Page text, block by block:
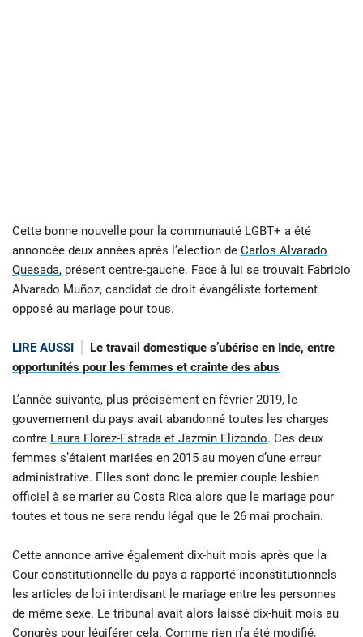
Cette bonne nouvelle pour la communauté LGBT+ a été
annoncée deux années après l’élection de Carlos Alvarado
Quesada, présent centre-gauche. Face à lui se trouvait Fabricio
Alvarado Muñoz, candidat de droit évangéliste fortement
opposé au mariage pour tous.
LIRE AUSSI
Le travail domestique s’ubérise en Inde, entre
opportunités pour les femmes et crainte des abus
L’année suivante, plus précisément en février 2019, le
gouvernement du pays avait abandonné toutes les charges
contre Laura Florez-Estrada et Jazmin Elizondo. Ces deux
femmes s’étaient mariées en 2015 au moyen d’une erreur
administrative. Elles sont donc le premier couple lesbien
officiel à se marier au Costa Rica alors que le mariage pour
toutes et tous ne sera rendu légal que le 26 mai prochain.
Cette annonce arrive également dix-huit mois après que la
Cour constitutionnelle du pays a rapporté inconstitutionnels
les articles de loi interdisant le mariage entre les personnes
de même sexe. Le tribunal avait alors laissé dix-huit mois au
Congrès pour légiférer cela. Comme rien n’a été modifié,